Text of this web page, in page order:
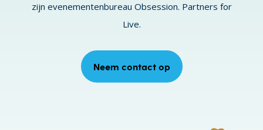
zijn evenementenbureau Obsession. Partners for
Live.
Neem contact op